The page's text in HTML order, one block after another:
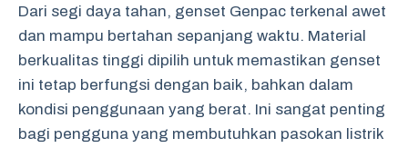
Dari segi daya tahan, genset Genpac terkenal awet
dan mampu bertahan sepanjang waktu. Material
berkualitas tinggi dipilih untuk memastikan genset
ini tetap berfungsi dengan baik, bahkan dalam
kondisi penggunaan yang berat. Ini sangat penting
bagi pengguna yang membutuhkan pasokan listrik